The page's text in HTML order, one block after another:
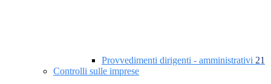
Provvedimenti dirigenti - amministrativi 21
Controlli sulle imprese